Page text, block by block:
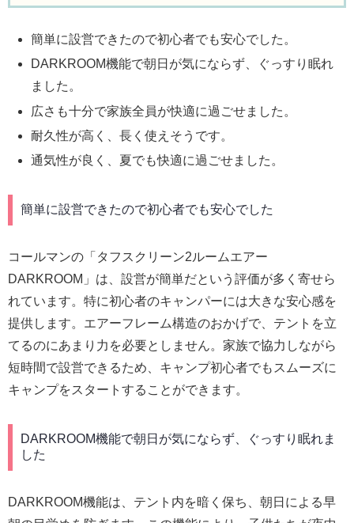
簡単に設営できたので初心者でも安心でした。
DARKROOM機能で朝日が気にならず、ぐっすり眠れ
ました。
広さも十分で家族全員が快適に過ごせました。
耐久性が高く、長く使えそうです。
通気性が良く、夏でも快適に過ごせました。
簡単に設営できたので初心者でも安心でした
コールマンの「タフスクリーン2ルームエアー
DARKROOM」は、設営が簡単だという評価が多く寄せら
れています。特に初心者のキャンパーには大きな安心感を
提供します。エアーフレーム構造のおかげで、テントを立
てるのにあまり力を必要としません。家族で協力しながら
短時間で設営できるため、キャンプ初心者でもスムーズに
キャンプをスタートすることができます。
DARKROOM機能で朝日が気にならず、ぐっすり眠れま
した
DARKROOM機能は、テント内を暗く保ち、朝日による早